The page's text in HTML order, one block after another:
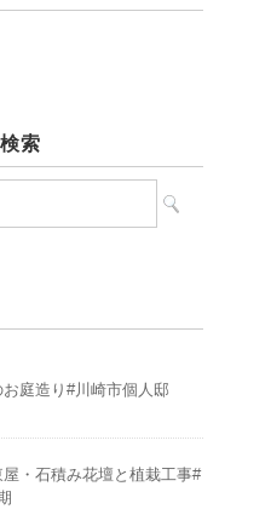
索
庭造り#川崎市個人邸
屋・石積み花壇と植栽工事#